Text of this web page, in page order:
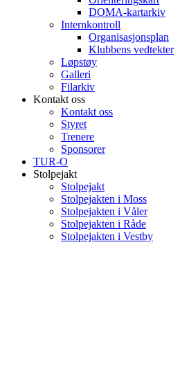
DOMA-kartarkiv
Internkontroll
Organisasjonsplan
Klubbens vedtekter
Løpstøy
Galleri
Filarkiv
Kontakt oss
Kontakt oss
Styret
Trenere
Sponsorer
TUR-O
Stolpejakt
Stolpejakt
Stolpejakten i Moss
Stolpejakten i Våler
Stolpejakten i Råde
Stolpejakten i Vestby